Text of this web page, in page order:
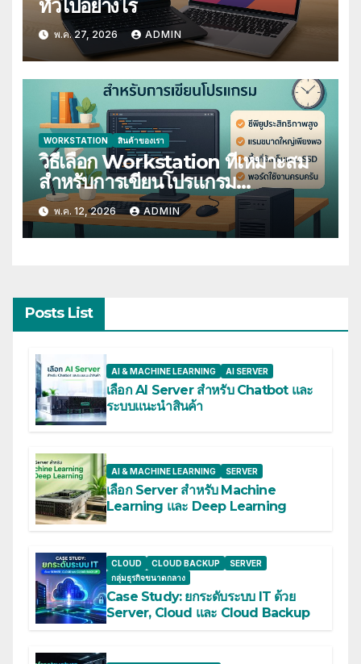
ทั่วไปอย่างไร
พ.ค. 27, 2026 ADMIN
WORKSTATION สินค้าของเรา
วิธีเลือก Workstation ที่เหมาะสม
สำหรับการเขียนโปรแกรม
(Programming)
พ.ค. 12, 2026 ADMIN
Posts List
AI & MACHINE LEARNING AI SERVER
เลือก AI Server สำหรับ Chatbot และ
ระบบแนะนำสินค้า
AI & MACHINE LEARNING SERVER
เลือก Server สำหรับ Machine
Learning และ Deep Learning
CLOUD CLOUD BACKUP
SERVER
กลุ่มธุรกิจขนาดกลาง
Case Study: ยกระดับระบบ IT ด้วย
Server, Cloud และ Cloud Backup